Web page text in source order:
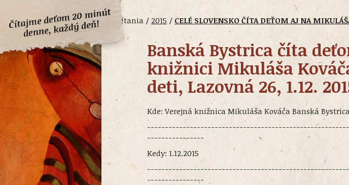
Čítania / 2015 / CELÉ SLOVENSKO ČÍTA DEŤOM AJ NA
Banská Bystrica číta
knižnici Mikuláša
deti, Lazovná 26, 1.12.
Kde: Verejná knižnica Mikuláša Kováča Banská
----------------
Kedy: 1.12.2015
----------------